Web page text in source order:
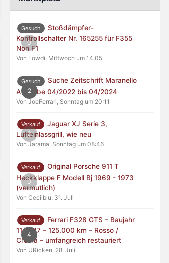
0
Gesuch
Stoßdämpfer-
Kontrollschalter Nr. 165255 für F355
Non F1
Von Lowdi, Mittwoch um 14:05
2
Gesuch
Suche Zeitschrift Maranello
Ausgabe 04/2022 bis 04/2024
Von JoeFerrari, Sonntag um 20:11
0
Verkauf
Jaguar XJ Serie 3,
Lufteinlassgrill, wie neu
Von Jarama, Sonntag um 08:46
0
Verkauf
Original Porsche 911 T
Heckklappe F Modell Bj 1969 - 1973
(vermutlich)
Von Cecilblu, 31. Juli
4
Verkauf
Ferrari F328 GTS – Baujahr
11/1987 – 125.000 km – Rosso /
Crema – umfangreich restauriert
Von URicken, 28. Juli